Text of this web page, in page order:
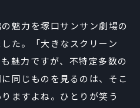
魅力を塚口サンサン劇場の
た。「大きなスクリーン
魅力ですが、不特定多数の
同じものを見るのは、そこ
ますよね。ひとりが笑う